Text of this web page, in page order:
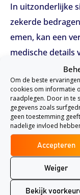
Om de beste
cookies om informatie
raadplegen. Door in te
gegevens zoals
geen toestemming
nadelige invloed
Accepteren
Weiger
Bekijk
In uitzonderlijke
zekerde
emen, kan een
medische details
hogere premie
Wat wordt er
en?
Verzekeraars
Je huidige
Medicijngebruik
Eerdere of